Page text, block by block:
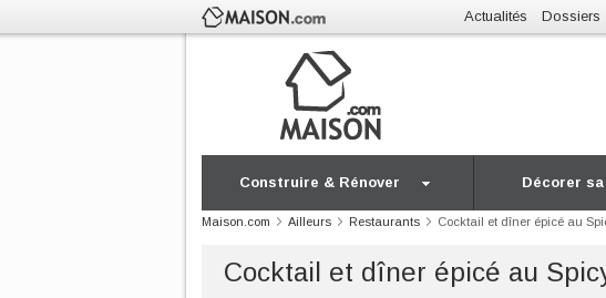
Actualités Dossiers
Construire & Rénover Décorer
Maison.com Ailleurs Restaurants Cocktail et dîner épicé au
Cocktail et dîner épicé au